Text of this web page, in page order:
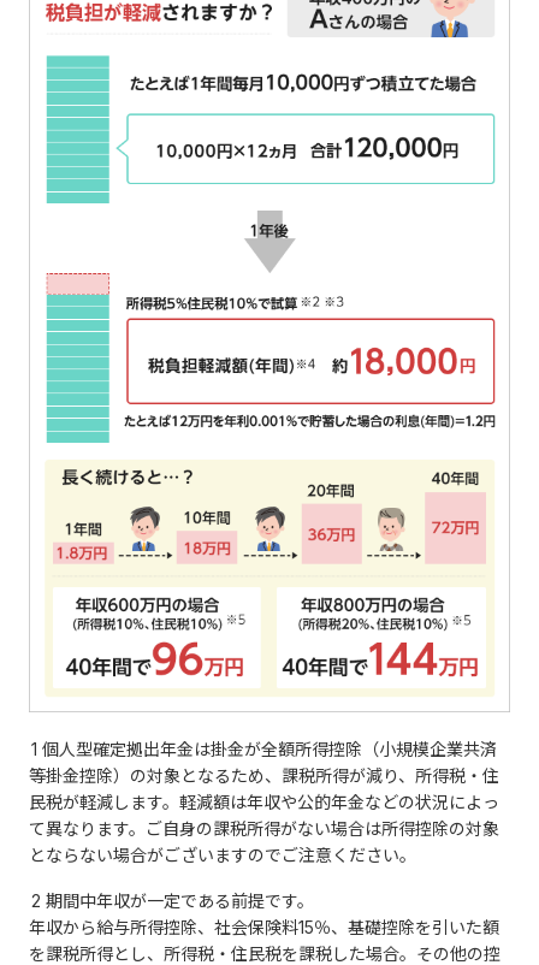
1 個人型確定拠出年金は掛金が全額所得控除（小規模企業共済
等掛金控除）の対象となるため、課税所得が減り、所得税・住
民税が軽減します。軽減額は年収や公的年金などの状況によっ
て異なります。ご自身の課税所得がない場合は所得控除の対象
とならない場合がございますのでご注意ください。
2 期間中年収が一定である前提です。
年収から給与所得控除、社会保険料15％、基礎控除を引いた額
を課税所得とし、所得税・住民税を課税した場合。その他の控